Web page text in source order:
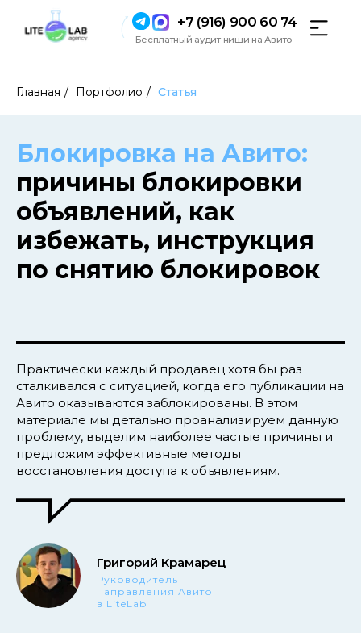
+7 (916) 900 60 74
Бесплатный аудит ниши на Авито
Главная / Портфолио / Статья
Блокировка на Авито:
причины блокировки
объявлений, как
избежать, инструкция
по снятию блокировок
Практически каждый продавец хотя бы раз
сталкивался с ситуацией, когда его публикации на
Авито оказываются заблокированы. В этом
материале мы детально проанализируем данную
проблему, выделим наиболее частые причины и
предложим эффективные методы
восстановления доступа к объявлениям.
Григорий Крамарец
Руководитель
направления Авито
в LiteLab